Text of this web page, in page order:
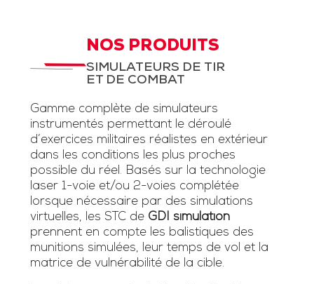
NOS PRODUITS
SIMULATEURS DE TIR
ET DE COMBAT
Gamme complète de simulateurs
instrumentés permettant le déroulé
d’exercices militaires réalistes en extérieur
dans les conditions les plus proches
possible du réel. Basés sur la technologie
laser 1-voie et/ou 2-voies complétée
lorsque nécessaire par des simulations
virtuelles, les STC de GDI simulation
prennent en compte les balistiques des
munitions simulées, leur temps de vol et la
matrice de vulnérabilité de la cible.